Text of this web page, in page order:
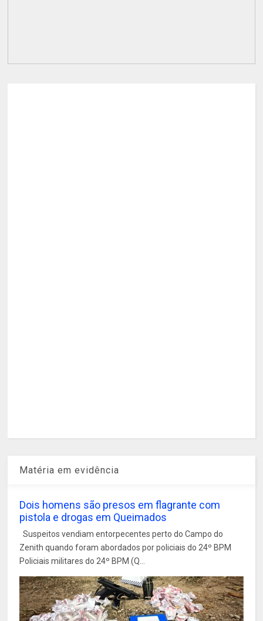
Matéria em evidência
Dois homens são presos em flagrante com
pistola e drogas em Queimados
Suspeitos vendiam entorpecentes perto do Campo do
Zenith quando foram abordados por policiais do 24º BPM
Policiais militares do 24º BPM (Q...